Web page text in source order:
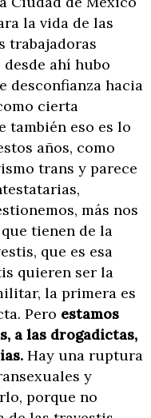
la vida de las
trabajadoras
desde ahí hubo
desconfianza hacia
cierta
también eso es lo
años, como
trans y parece
más nos
tienen de la
que es esa
quieren ser la
la primera es
Pero estamos
a las drogadictas,
Hay una ruptura
y
porque no